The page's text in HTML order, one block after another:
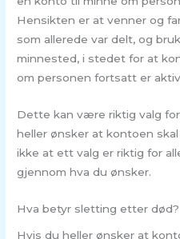
Hensikten er at venner og
som allerede var delt, og
minnested, i stedet for at
om personen fortsatt er
Dette kan være riktig valg
heller ønsker at kontoen
ikke at ett valg er riktig for
gjennom hva du ønsker.
Hva betyr sletting etter død?
Hvis du heller ønsker at